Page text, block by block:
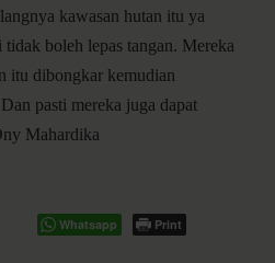
kawasan hutan itu ya
boleh lepas tangan. Mereka
itu dibongkar kemudian
pasti mereka juga dapat
Mahardika
Whatsapp Print